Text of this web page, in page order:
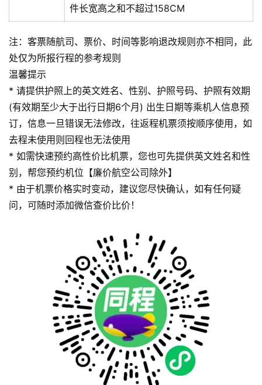
件长宽高之和不超过158CM
注：客票随航司、票价、时间等影响退改规则亦不相同，此
处仅为所报行程的参考规则
温馨提示
* 请提供护照上的英文姓名、性别、护照号码、护照有效期
(有效期至少大于出行日期6个月) 出生日期等乘机人信息预
订，信息一旦错误无法修改，往返程机票须按顺序使用，如
去程未使用则回程也无法使用
* 如需快速预约高性价比机票，您也可先提供英文姓名和性
别，帮您预约机位【廉价航空公司除外】
* 由于机票价格实时变动，建议您尽快确认，如有任何疑
问，可随时添加微信查价比价！